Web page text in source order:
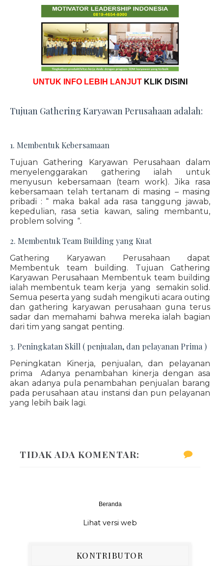
UNTUK INFO LEBIH LANJUT KLIK DISINI
Tujuan Gathering Karyawan Perusahaan adalah:
1. Membentuk Kebersamaan
Tujuan Gathering Karyawan Perusahaan dalam
menyelenggarakan gathering ialah untuk
menyusun kebersamaan (team work). Jika rasa
kebersamaan telah tertanam di masing – masing
pribadi : “ maka bakal ada rasa tanggung jawab,
kepedulian, rasa setia kawan, saling membantu,
problem solving “.
2. Membentuk Team Building yang Kuat
Gathering Karyawan Perusahaan dapat
Membentuk team building. Tujuan Gathering
Karyawan Perusahaan Membentuk team building
ialah membentuk team kerja yang semakin solid.
Semua peserta yang sudah mengikuti acara outing
dan gathering karyawan perusahaan guna terus
sadar dan memahami bahwa mereka ialah bagian
dari tim yang sangat penting.
3. Peningkatan Skill ( penjualan, dan pelayanan Prima )
Peningkatan Kinerja, penjualan, dan pelayanan
prima Adanya penambahan kinerja dengan asa
akan adanya pula penambahan penjualan barang
pada perusahaan atau instansi dan pun pelayanan
yang lebih baik lagi.
TIDAK ADA KOMENTAR:
Beranda
Lihat versi web
KONTRIBUTOR